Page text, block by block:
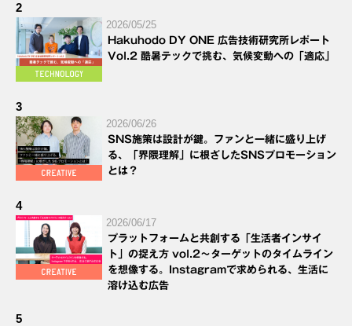
2
2026/05/25
Hakuhodo DY ONE 広告技術研究所レポート
Vol.2 酷暑テックで挑む、気候変動への「適応」
3
2026/06/26
SNS施策は設計が鍵。ファンと一緒に盛り上げ
る、「界隈理解」に根ざしたSNSプロモーション
とは？
4
2026/06/17
プラットフォームと共創する「生活者インサイ
ト」の捉え方 vol.2～ターゲットのタイムライン
を想像する。Instagramで求められる、生活に
溶け込む広告
5